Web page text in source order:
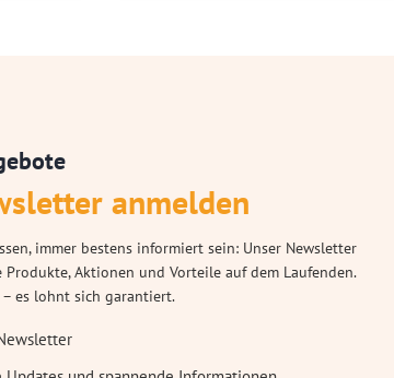
anmelden
immer bestens informiert sein: Unser Newsletter
Produkte, Aktionen und Vorteile auf dem Laufenden.
– es lohnt sich garantiert.